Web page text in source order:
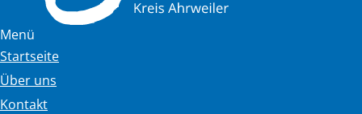
Menü
Startseite
Über uns
Kontakt